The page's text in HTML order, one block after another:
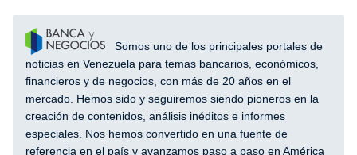
Somos uno de los principales portales de
noticias en Venezuela para temas bancarios, económicos,
financieros y de negocios, con más de 20 años en el
mercado. Hemos sido y seguiremos siendo pioneros en la
creación de contenidos, análisis inéditos e informes
especiales. Nos hemos convertido en una fuente de
referencia en el país y avanzamos paso a paso en América